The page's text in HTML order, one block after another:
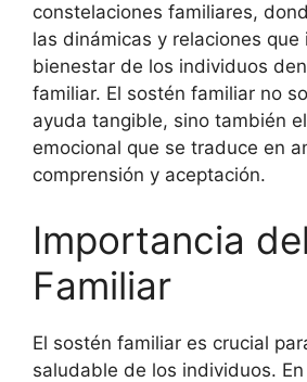
constelaciones familiares,
las dinámicas y relaciones que
bienestar de los individuos
familiar. El sostén familiar no
ayuda tangible, sino también
emocional que se traduce en
comprensión y aceptación.
Importancia
Familiar
El sostén familiar es crucial
saludable de los individuos. En